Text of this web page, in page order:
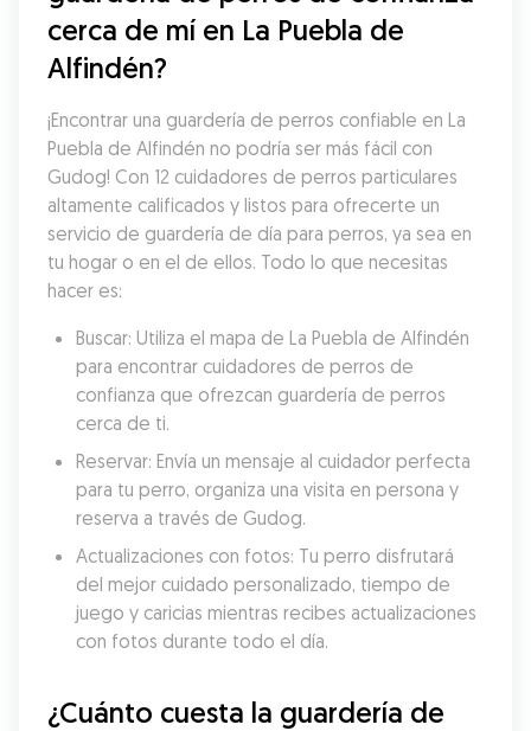
cerca de mí en La Puebla de
Alfindén?
¡Encontrar una guardería de perros confiable en La
Puebla de Alfindén no podría ser más fácil con
Gudog! Con 12 cuidadores de perros particulares
altamente calificados y listos para ofrecerte un
servicio de guardería de día para perros, ya sea en
tu hogar o en el de ellos. Todo lo que necesitas
hacer es:
Buscar: Utiliza el mapa de La Puebla de Alfindén
para encontrar cuidadores de perros de
confianza que ofrezcan guardería de perros
cerca de ti.
Reservar: Envía un mensaje al cuidador perfecta
para tu perro, organiza una visita en persona y
reserva a través de Gudog.
Actualizaciones con fotos: Tu perro disfrutará
del mejor cuidado personalizado, tiempo de
juego y caricias mientras recibes actualizaciones
con fotos durante todo el día.
¿Cuánto cuesta la guardería de